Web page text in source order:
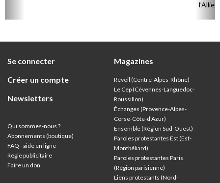
Se connecter
Créer un compte
Newsletters
Qui sommes-nous ?
Abonnements (boutique)
FAQ - aide en ligne
Régie publicitaire
Faire un don
Magazines
Réveil (Centre-Alpes-Rhône)
Le Cep (Cévennes-Languedoc-
Roussillon)
Échanges (Provence-Alpes-
Corse-Côte-d’Azur)
Ensemble (Région Sud-Ouest)
Paroles protestantes Est (Est-
Montbéliard)
Paroles protestantes Paris
(Région parisienne)
Liens protestants (Nord-